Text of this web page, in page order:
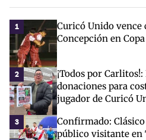
1
Curicó Unido vence
Concepción en
2
¡Todos por
donaciones para
jugador de Curicó
3
Confirmado:
público visitante en